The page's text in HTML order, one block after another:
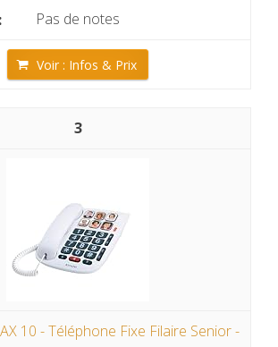
Pas de notes
Voir : Infos & Prix
3
10 - Téléphone Fixe Filaire Senior -